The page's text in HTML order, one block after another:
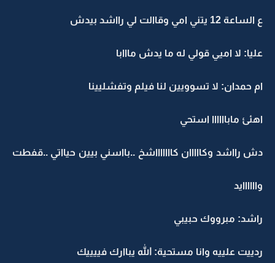
ع الساعة 12 يتني امي وقاالت لي رااشد بيدش
عليا: لا اميي قولي له ما يدش مااابا
ام حمدان: لا تسوويين لنا فيلم وتفشليينا
اهئئ ماباااااا استحي
دش رااشد وكااااان كاااااااشخ ..بااسني بيين حيااتي ..قفطت
واااااايد
راشد: مبرووك حبيبي
ردييت علييه وانا مستحية: الله يباارك فييييك